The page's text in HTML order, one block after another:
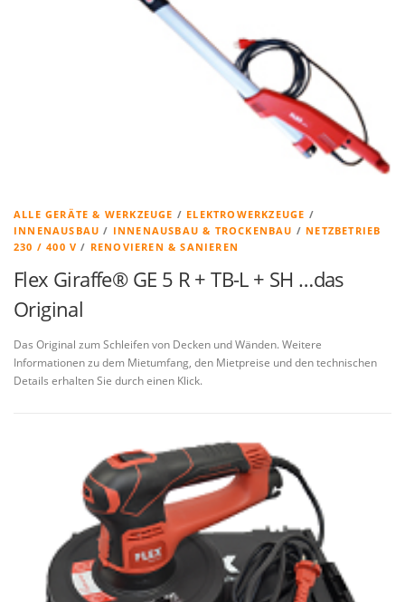
ALLE GERÄTE & WERKZEUGE / ELEKTROWERKZEUGE /
INNENAUSBAU / INNENAUSBAU & TROCKENBAU / NETZBETRIEB
230 / 400 V / RENOVIEREN & SANIEREN
Flex Giraffe® GE 5 R + TB-L + SH …das
Original
Das Original zum Schleifen von Decken und Wänden. Weitere
Informationen zu dem Mietumfang, den Mietpreise und den technischen
Details erhalten Sie durch einen Klick.